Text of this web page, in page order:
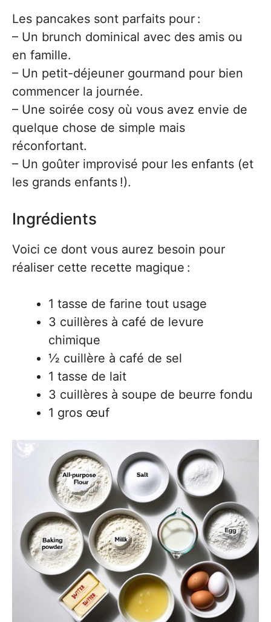
Les pancakes sont parfaits pour :
– Un brunch dominical avec des amis ou
en famille.
– Un petit-déjeuner gourmand pour bien
commencer la journée.
– Une soirée cosy où vous avez envie de
quelque chose de simple mais
réconfortant.
– Un goûter improvisé pour les enfants (et
les grands enfants !).
Ingrédients
Voici ce dont vous aurez besoin pour
réaliser cette recette magique :
1 tasse de farine tout usage
3 cuillères à café de levure
chimique
½ cuillère à café de sel
1 tasse de lait
3 cuillères à soupe de beurre fondu
1 gros œuf